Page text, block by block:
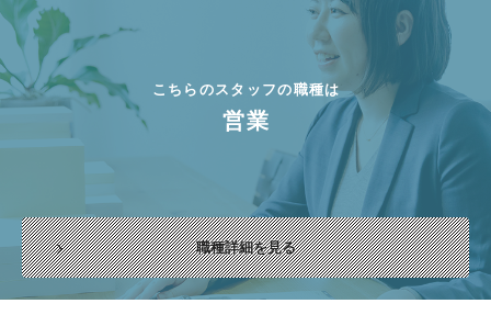
こちらのスタッフの職種は
営業
職種詳細を見る